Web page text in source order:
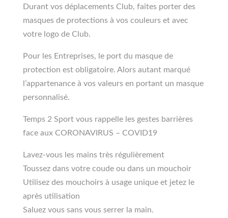
Durant vos déplacements Club, faites porter des
masques de protections à vos couleurs et avec
votre logo de Club.
Pour les Entreprises, le port du masque de
protection est obligatoire. Alors autant marqué
l’appartenance à vos valeurs en portant un masque
personnalisé.
Temps 2 Sport vous rappelle les gestes barrières
face aux CORONAVIRUS – COVID19
Lavez-vous les mains très régulièrement
Toussez dans votre coude ou dans un mouchoir
Utilisez des mouchoirs à usage unique et jetez le
après utilisation
Saluez vous sans vous serrer la main.